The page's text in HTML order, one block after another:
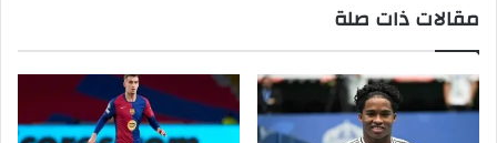
مقالات ذات صلة